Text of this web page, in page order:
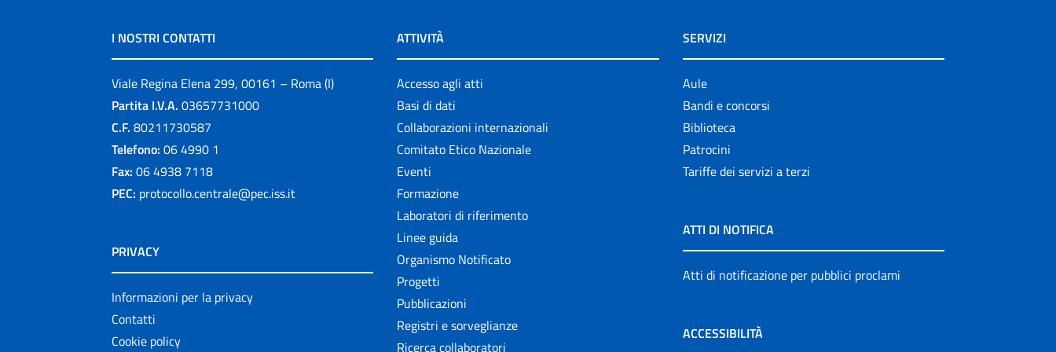
I NOSTRI CONTATTI
Viale Regina Elena 299, 00161 – Roma (I)
Partita I.V.A. 03657731000
C.F. 80211730587
Telefono: 06 4990 1
Fax: 06 4938 7118
PEC: protocollo.centrale@pec.iss.it
PRIVACY
Informazioni per la privacy
Contatti
Cookie policy
ATTIVITÀ
Accesso agli atti
Basi di dati
Collaborazioni internazionali
Comitato Etico Nazionale
Eventi
Formazione
Laboratori di riferimento
Linee guida
Organismo Notificato
Progetti
Pubblicazioni
Registri e sorveglianze
Ricerca collaboratori
SERVIZI
Aule
Bandi e concorsi
Biblioteca
Patrocini
Tariffe dei servizi a terzi
ATTI DI NOTIFICA
Atti di notificazione per pubblici proclami
ACCESSIBILITÀ